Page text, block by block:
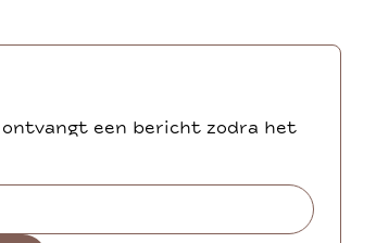
een bericht zodra het